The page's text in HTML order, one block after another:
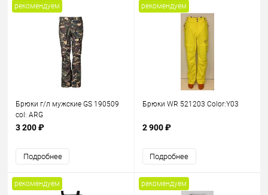
рекомендуем
Брюки г/л мужские GS 190509
col: ARG
3 200 ₽
Подробнее
рекомендуем
Брюки WR 521203 Color:Y03
2 900 ₽
Подробнее
рекомендуем рекомендуем